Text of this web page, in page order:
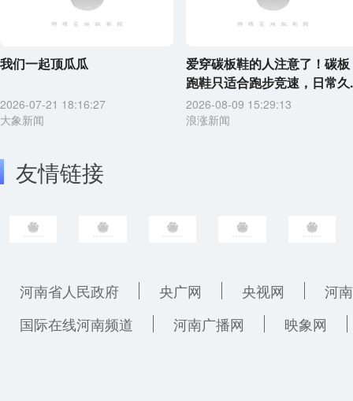
我们一起顶瓜瓜
2026-07-21 18:16:27
大象新闻
爱穿碳板鞋的人注意了！碳板
跑鞋只适合跑步竞速，日常久
2026-08-09 15:29:13
浪涨新闻
友情链接
河南省人民政府 央广网 央视网
河
国际在线河南频道
河南广播网 映象网